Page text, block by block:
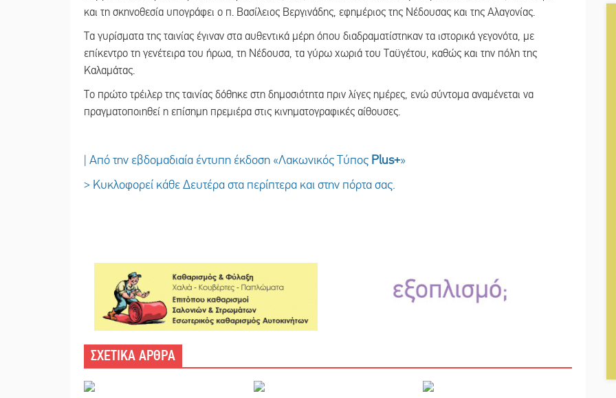
και τη σκηνοθεσία υπογράφει ο π. Βασίλειος Βεργινάδης, εφημέριος της Νέδουσας και της Αλαγονίας.
Τα γυρίσματα της ταινίας έγιναν στα αυθεντικά μέρη όπου διαδραματίστηκαν τα ιστορικά γεγονότα, με
επίκεντρο τη γενέτειρα του ήρωα, τη Νέδουσα, τα γύρω χωριά του Ταϋγέτου, καθώς και την πόλη της
Καλαμάτας.
Το πρώτο τρέιλερ της ταινίας δόθηκε στη δημοσιότητα πριν λίγες ημέρες, ενώ σύντομα αναμένεται να
πραγματοποιηθεί η επίσημη πρεμιέρα στις κινηματογραφικές αίθουσες.
| Από την εβδομαδιαία έντυπη έκδοση «Λακωνικός Τύπος Plus+»
> Κυκλοφορεί κάθε Δευτέρα στα περίπτερα και στην πόρτα σας.
ΣΧΕΤΙΚΑ ΑΡΘΡΑ